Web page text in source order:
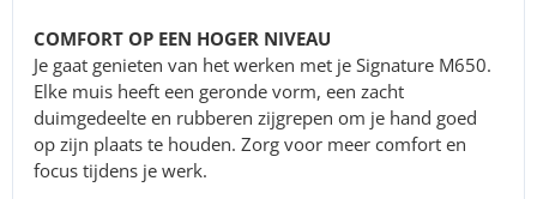
COMFORT OP EEN HOGER NIVEAU
Je gaat genieten van het werken met je Signature M650.
Elke muis heeft een geronde vorm, een zacht
duimgedeelte en rubberen zijgrepen om je hand goed
op zijn plaats te houden. Zorg voor meer comfort en
focus tijdens je werk.